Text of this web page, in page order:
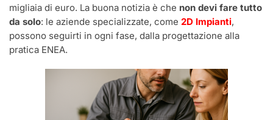
migliaia di euro. La buona notizia è che non devi fare tutto
da solo: le aziende specializzate, come 2D Impianti,
possono seguirti in ogni fase, dalla progettazione alla
pratica ENEA.